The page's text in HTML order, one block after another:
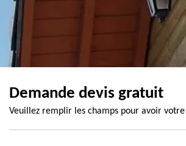
Demande devis gratuit
Veuillez remplir les champs pour avoir votre